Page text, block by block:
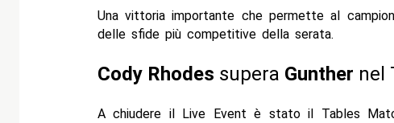
Una vittoria importante che permette al
delle sfide più competitive della serata.
Cody Rhodes supera Gunther nel
A chiudere il Live Event è stato il Tables